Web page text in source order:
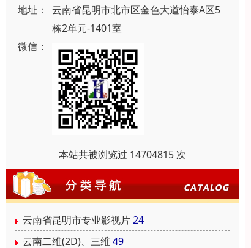
地址：
云南省昆明市北市区金色大道怡泰A区5
栋2单元-1401室
微信：
本站共被浏览过 14704815 次
云南省昆明市专业影视片24
云南二维(2D)、三维 49